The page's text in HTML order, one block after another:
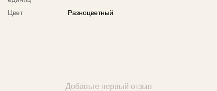
Цвет Разноцветный
Добавьте первый отзыв